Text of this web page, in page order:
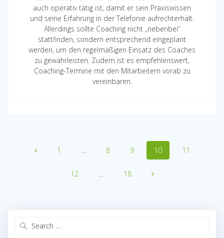
auch operativ tätig ist, damit er sein Praxiswissen
und seine Erfahrung in der Telefonie aufrechterhält.
Allerdings sollte Coaching nicht „nebenbei“
stattfinden, sondern entsprechend eingeplant
werden, um den regelmäßigen Einsatz des Coaches
zu gewährleisten. Zudem ist es empfehlenswert,
Coaching-Termine mit den Mitarbeitern vorab zu
vereinbaren.
navigation
Page
1 … Page
8 Page
9 Page
10 Page
11
Page
12 … Page
18